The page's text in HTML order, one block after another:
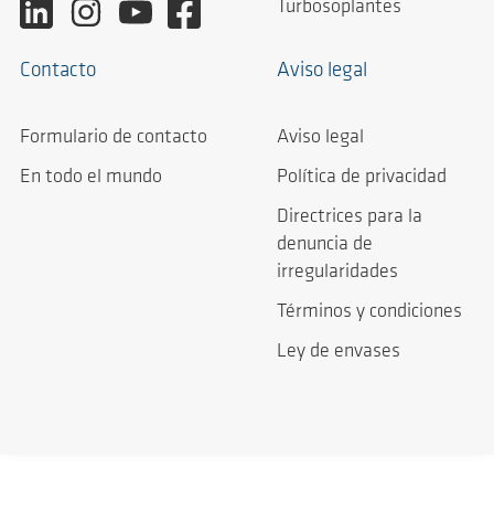
Turbosoplantes
Contacto
Formulario de contacto
En todo el mundo
Aviso legal
Aviso legal
Política de privacidad
Directrices para la
denuncia de
irregularidades
Términos y condiciones
Ley de envases